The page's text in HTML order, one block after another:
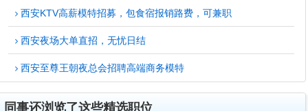
西安KTV高薪模特招募，包食宿报销路费，可兼职
西安夜场大单直招，无忧日结
西安至尊王朝夜总会招聘高端商务模特
同事还浏览了这些精选职位